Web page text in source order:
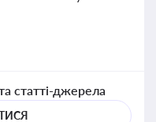
статті-джерела